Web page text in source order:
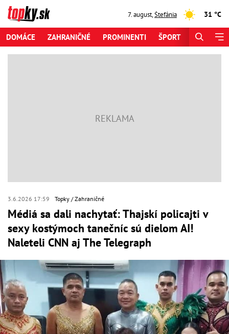
7. august,Štefánia 31 °C
DOMÁCE ZAHRANIČNÉ PROMINENTI ŠPORT
3.6.2026 17:59 Topky Zahraničné
Médiá sa dali nachytať: Thajskí policajti v
sexy kostýmoch tanečníc sú dielom AI!
Naleteli CNN aj The Telegraph